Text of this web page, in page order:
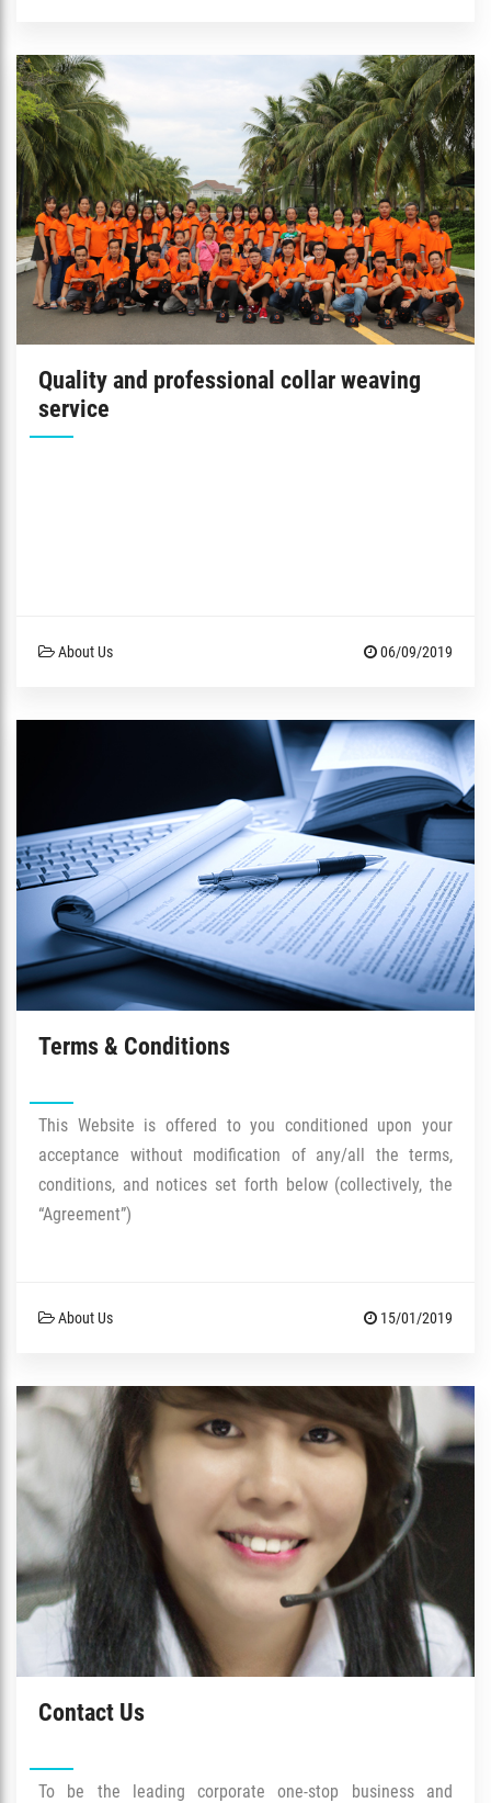
Quality and professional collar weaving
service
About Us 06/09/2019
Terms & Conditions
This Website is offered to you conditioned upon your
acceptance without modification of any/all the terms,
conditions, and notices set forth below (collectively, the
“Agreement”)
About Us 15/01/2019
Contact Us
To be the leading corporate one-stop business and